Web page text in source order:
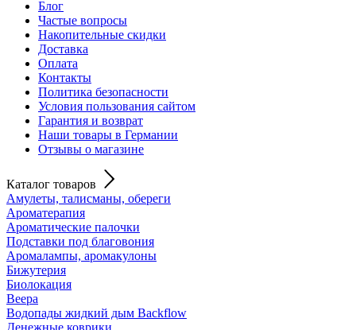
Блог
Частые вопросы
Накопительные скидки
Доставка
Оплата
Контакты
Политика безопасности
Условия пользования сайтом
Гарантия и возврат
Наши товары в Германии
Отзывы о магазине
Каталог товаров
Амулеты, талисманы, обереги
Ароматерапия
Ароматические палочки
Подставки под благовония
Аромалампы, аромакулоны
Бижутерия
Биолокация
Веера
Водопады жидкий дым Backflow
Денежные коврики